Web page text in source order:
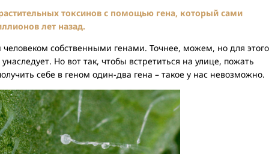
токсинов с помощью гена, который сами
лет назад.
собственными генами. Точнее, можем, но для этого
Но вот так, чтобы встретиться на улице, пожать
себе в геном один-два гена – такое у нас невозможно.